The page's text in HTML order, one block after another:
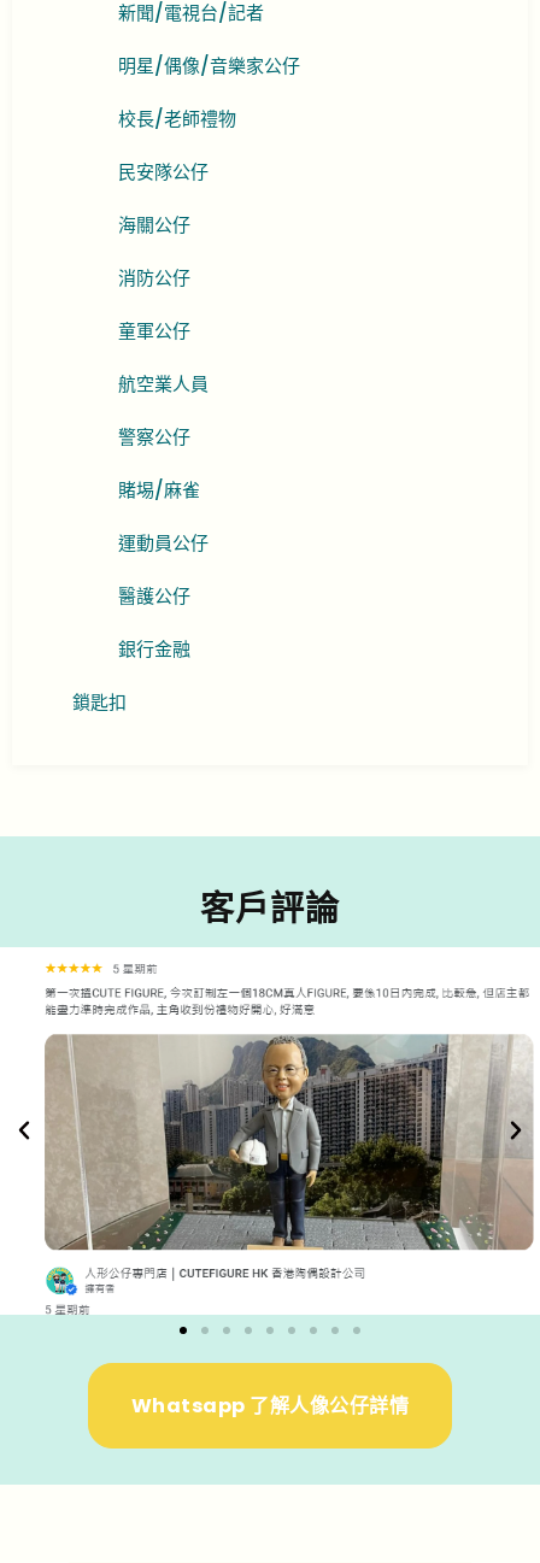
新聞/電視台/記者
明星/偶像/音樂家公仔
校長/老師禮物
民安隊公仔
海關公仔
消防公仔
童軍公仔
航空業人員
警察公仔
賭埸/麻雀
運動員公仔
醫護公仔
銀行金融
鎖匙扣
客戶評論
Whatsapp 了解人像公仔詳情